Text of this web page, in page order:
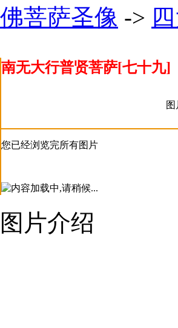
佛菩萨圣像 ->
南无大行普贤菩萨[七十九]
图
您已经浏览完所有图片
图片介绍